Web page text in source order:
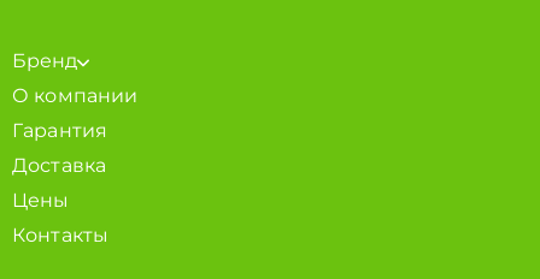
Бренд
О компании
Гарантия
Доставка
Цены
Контакты